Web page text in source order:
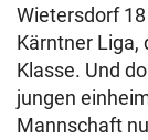
Wietersdorf
Kärntner Liga,
Klasse. Und
jungen
Mannschaft